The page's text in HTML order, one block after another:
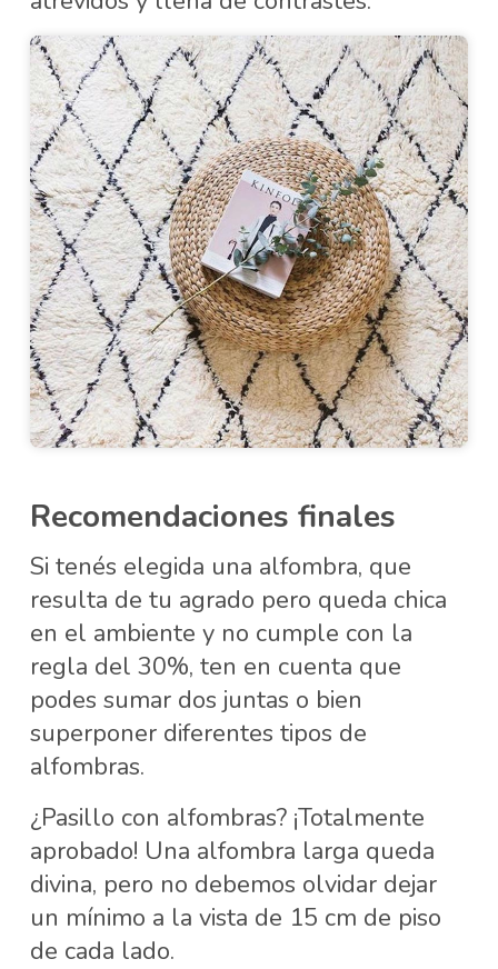
Recomendaciones finales
Si tenés elegida una alfombra, que
resulta de tu agrado pero queda chica
en el ambiente y no cumple con la
regla del 30%, ten en cuenta que
podes sumar dos juntas o bien
superponer diferentes tipos de
alfombras.
¿Pasillo con alfombras? ¡Totalmente
aprobado! Una alfombra larga queda
divina, pero no debemos olvidar dejar
un mínimo a la vista de 15 cm de piso
de cada lado.